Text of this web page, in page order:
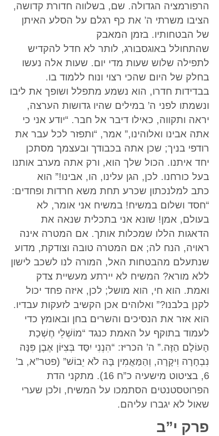
הרפורמציה הגדולה. שם, בשלווה חדורת קדושה,
הציבו משרתי ה’ את כף רגלם על הסלע האיתן
של הבטחותיו. בזמן המאבק
שהתחולל באוגסבורג, לותר לא חדל להקדיש
לתפילה שלוש שעות מדי יום. שעות אלה נעשו
בחלק של היום שהכי רצוי ונוח ללמוד בו.
בבדידות חדרו, הוא נשמע מתפלל ושופך את ליבו
ונשמתו לפני ה’ במילים שהיו גדושות הערצה,
יראה ותקווה, כאילו דיבר אל חבר. “יודע אני כי
אתה אבינו ואלוהינו,” אמר, “ותפזר לכל עבר את
רודפי בניך; שכן אתה בכבודך ובעצמך מסתכן
יחד איתנו. הכול שלך הוא, ורק אתה מערב אותנו
בעל כורחנו. לכן, הגן עלינו, הו, אבינו!” הוא
כתב למלנכתון שכרע תחת משא חרדות ופחדים:
“חסד ושלום במשיח! במשיח אני אומר, לא
בעולם, אמן! שונא אני בתכלית שנאה את
הדאגות הללו שמכלות אותך. אם המטרה אינה
ראויה, הנח לה; אם המטרה טובה וצודקת, מדוע
שנתעלם מהבטחות האל, המורה לנו לשכב לישון
ללא מורא? המשיח לא יירתע מעשיית צדק
ואמת. הוא חי, הוא מושל; לכן, איזה פחד יכול
לקנן בלבנו?” ואלוהים אכן הקשיב לזעקות עבדיו.
הוא אזר את הנסיכים והשרים בחן ובאומץ כדי
לעמוד בתוקף על האמת כנגד “מוֹשְׁלֵי חֶשְׁכַת
הָעוֹלָם הַזֶּה.” ה’ הכריז: “הִנְנִי יִסַּד בְּצִיּוֹן אֶבֶן פִּנָּה
נִבְחָרָה וִיקָרָה, וְהַמַּאֲמִין בָּהּ לֹא יֵבוֹשׁ” (פטר”א, ב’
6, בציטוט מישעיה כ”ח 16). מתקני הדת
הפרוטסטנטים הסתמכו על המשיח, ולכן שערי
שאול לא יגברו עליהם.
פרק י”ב